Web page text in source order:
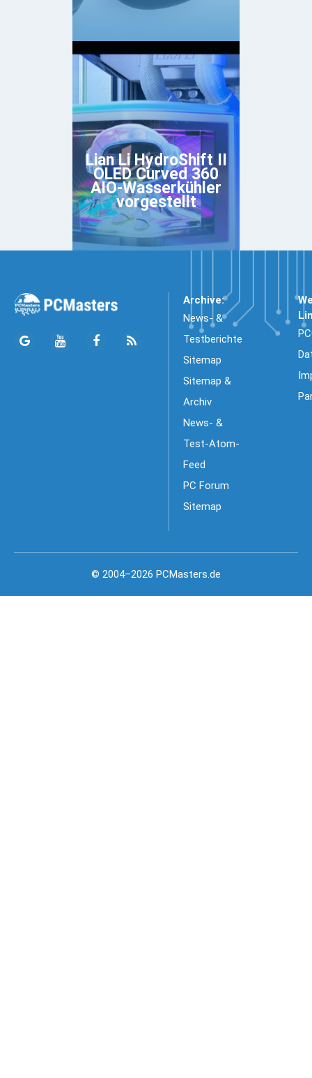
Lian Li HydroShift II
OLED Curved 360
AIO-Wasserkühler
vorgestellt
Archive:
News- &
Testberichte
Sitemap
Sitemap &
Archiv
News- &
Test-Atom-
Feed
PC Forum
Sitemap
© 2004–2026 PCMasters.de